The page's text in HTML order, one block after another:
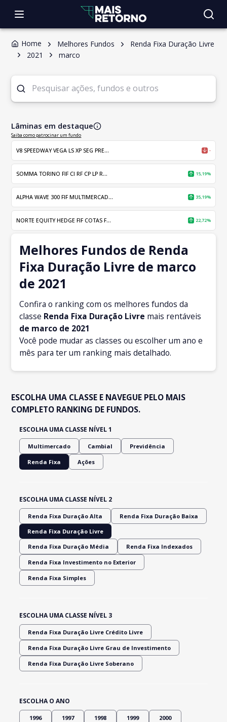
Home Melhores Fundos
Renda Fixa Duração Livre
2021
marco
Lâminas em destaque
Saiba como patrocinar um fundo
V8 SPEEDWAY VEGA LS XP SEG PRE... -
SOMMA TORINO FIF CI RF CP LP R... 15,19%
ALPHA WAVE 300 FIF MULTIMERCAD... 35,19%
NORTE EQUITY HEDGE FIF COTAS F... 22,72%
Melhores Fundos de Renda
Fixa Duração Livre de marco
de 2021
Confira o ranking com os melhores fundos da
classe Renda Fixa Duração Livre mais rentáveis
de marco de 2021
Você pode mudar as classes ou escolher um ano e
mês para ter um ranking mais detalhado.
ESCOLHA UMA CLASSE E NAVEGUE PELO MAIS
COMPLETO RANKING DE FUNDOS.
ESCOLHA UMA CLASSE NÍVEL 1
Multimercado Cambial Previdência
Renda Fixa Ações
ESCOLHA UMA CLASSE NÍVEL 2
Renda Fixa Duração Alta
Renda Fixa Duração Baixa
Renda Fixa Duração Livre
Renda Fixa Duração Média
Renda Fixa Indexados
Renda Fixa Investimento no Exterior
Renda Fixa Simples
ESCOLHA UMA CLASSE NÍVEL 3
Renda Fixa Duração Livre Crédito Livre
Renda Fixa Duração Livre Grau de Investimento
Renda Fixa Duração Livre Soberano
ESCOLHA O ANO
1996 1997 1998 1999 2000